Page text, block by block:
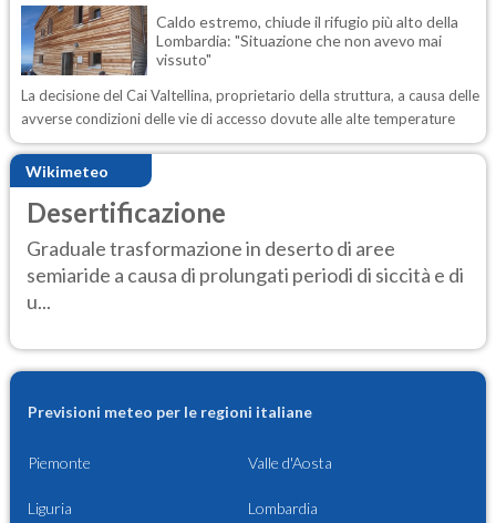
Caldo estremo, chiude il rifugio più alto della
Lombardia: "Situazione che non avevo mai
vissuto"
La decisione del Cai Valtellina, proprietario della struttura, a causa delle
avverse condizioni delle vie di accesso dovute alle alte temperature
Wikimeteo
Desertificazione
Graduale trasformazione in deserto di aree
semiaride a causa di prolungati periodi di siccità e di
u...
Previsioni meteo per le regioni italiane
Piemonte Valle d'Aosta
Liguria Lombardia